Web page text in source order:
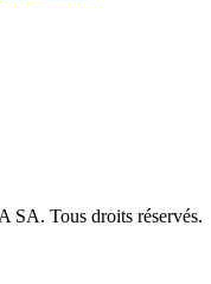
SA. Tous droits réservés.